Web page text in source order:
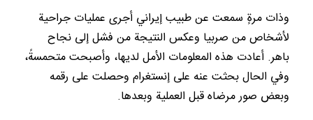
وذات مرةٍ سمعت عن طبيب إيراني أجرى عمليات جراحية
لأشخاص من صربيا وعكس النتيجة من فشل إلى نجاح
باهر. أعادت هذه المعلومات الأمل لديها، وأصبحت متحمسةً،
وفي الحال بحثت عنه على إنستغرام وحصلت على رقمه
وبعض صور مرضاه قبل العملية وبعدها.